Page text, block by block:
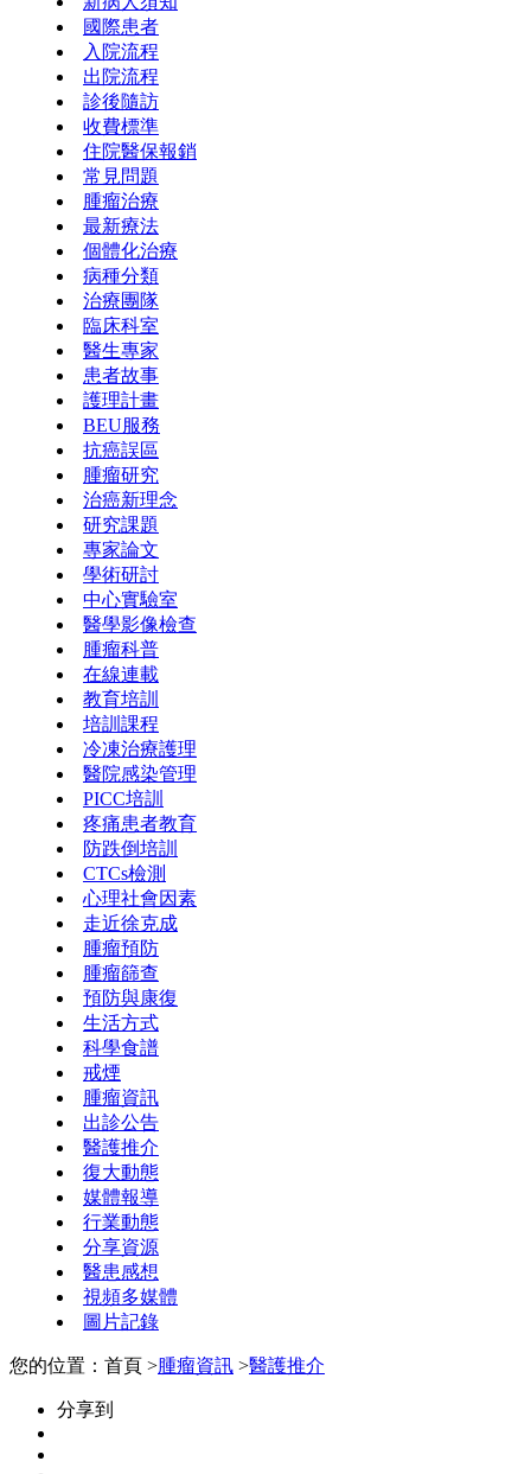
國際患者
入院流程
出院流程
診後隨訪
收費標準
住院醫保報銷
常見問題
腫瘤治療
最新療法
個體化治療
病種分類
治療團隊
臨床科室
醫生專家
患者故事
護理計畫
BEU服務
抗癌誤區
腫瘤研究
治癌新理念
研究課題
專家論文
學術研討
中心實驗室
醫學影像檢查
腫瘤科普
在線連載
教育培訓
培訓課程
冷凍治療護理
醫院感染管理
PICC培訓
疼痛患者教育
防跌倒培訓
CTCs檢測
心理社會因素
走近徐克成
腫瘤預防
腫瘤篩查
預防與康復
生活方式
科學食譜
戒煙
腫瘤資訊
出診公告
醫護推介
復大動態
媒體報導
行業動態
分享資源
醫患感想
視頻多媒體
圖片記錄
您的位置：首頁 >腫瘤資訊 >醫護推介
分享到